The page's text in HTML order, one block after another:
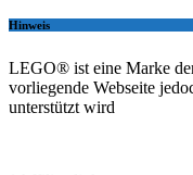
Hinweis
LEGO® ist eine Marke
vorliegende Webseite
unterstützt wird